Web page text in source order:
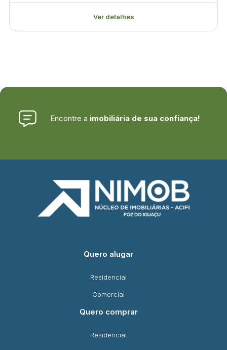
Ver detalhes
Encontre a imobiliária de sua confiança!
Quero alugar
Residencial
Comercial
Quero comprar
Residencial